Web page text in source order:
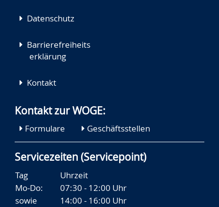
Datenschutz
Barrierefreiheits
erklärung
Kontakt
Kontakt zur WOGE:
Formulare Geschäftsstellen
Servicezeiten (Servicepoint)
Tag
Uhrzeit
Mo-Do:
07:30 - 12:00 Uhr
sowie
14:00 - 16:00 Uhr